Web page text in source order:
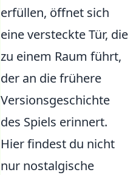
erfüllen, öffnet sich
eine versteckte Tür, die
zu einem Raum führt,
der an die frühere
Versionsgeschichte
des Spiels erinnert.
Hier findest du nicht
nur nostalgische